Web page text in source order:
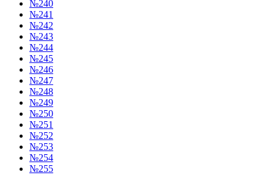
№240
№241
№242
№243
№244
№245
№246
№247
№248
№249
№250
№251
№252
№253
№254
№255